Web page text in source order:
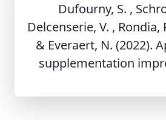
Dufourny, S. ,
Delcenserie, V. , Rondia,
& Everaert, N. (2022).
supplementation